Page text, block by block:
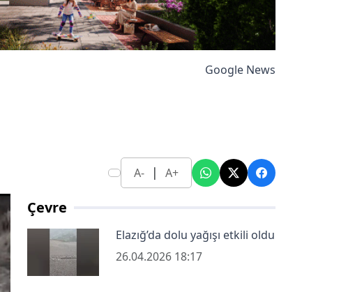
Google News
A- | A+
Çevre
Elazığ’da dolu yağışı etkili oldu
26.04.2026 18:17